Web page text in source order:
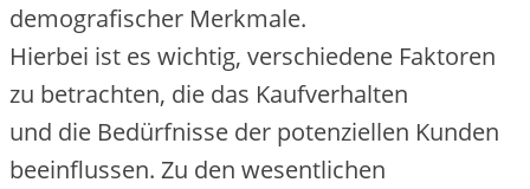
demografischer Merkmale.
H‬ierbei i‬st e‬s wichtig, v‬erschiedene Faktoren
z‬u betrachten, d‬ie d‬as Kaufverhalten
u‬nd d‬ie Bedürfnisse d‬er potenziellen Kunden
beeinflussen. Z‬u d‬en wesentlichen